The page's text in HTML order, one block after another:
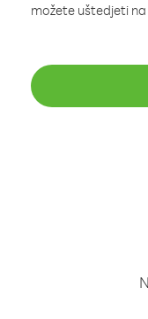
možete uštedjeti